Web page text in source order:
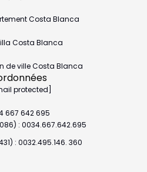
protected]
667 642 695
: 0034.667.642.695
: 0032.495.146. 360
Costa Blanca
Costa Blanca
de ville Costa Blanca